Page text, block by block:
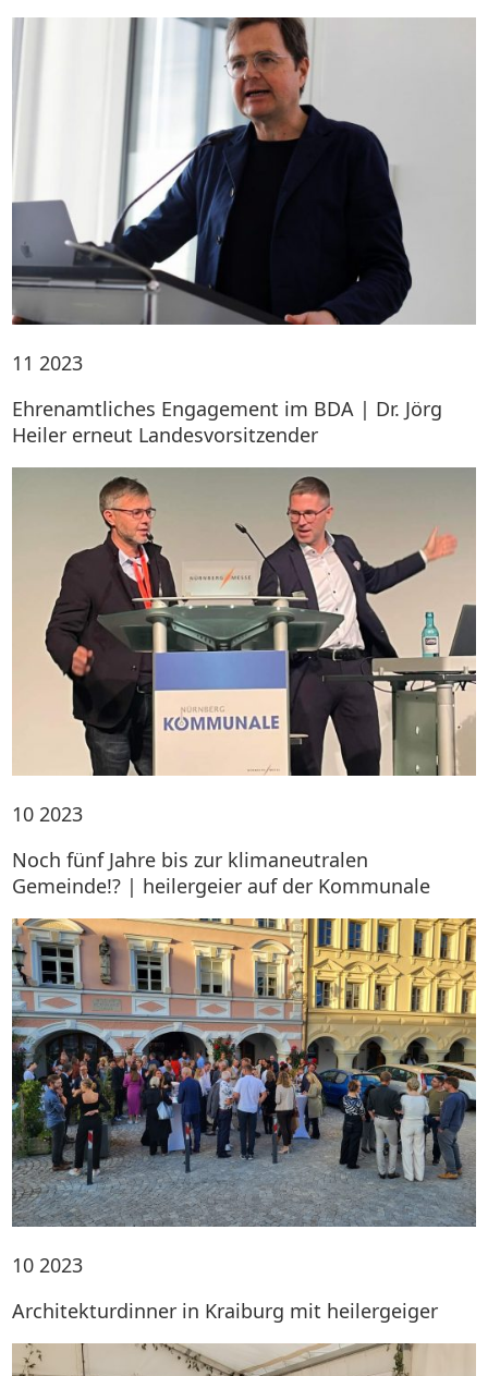
11 2023
Ehrenamtliches Engagement im BDA | Dr. Jörg
Heiler erneut Landesvorsitzender
10 2023
Noch fünf Jahre bis zur klimaneutralen
Gemeinde!? | heilergeier auf der Kommunale
10 2023
Architekturdinner in Kraiburg mit heilergeiger